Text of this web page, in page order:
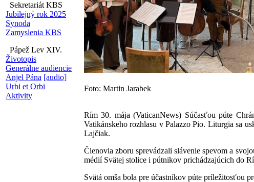
Sekretariát KBS
Jubilejný rok 2025
Synoda
Zamyslenia KBS
Pápež Lev XIV.
Životopis
Generálne audiencie
Anjel Pána [audio]
Urbi et Orbi
Aktivity
Foto: Martin Jarabek
Rím 30. mája (VaticanNews) Súčasťou púte
Vatikánskeho rozhlasu v Palazzo Pio. Liturgia sa
Lajčiak.
Členovia zboru sprevádzali slávenie spevom a
médií Svätej stolice i pútnikov prichádzajúcich do
Svätá omša bola pre účastníkov púte príležitosťou